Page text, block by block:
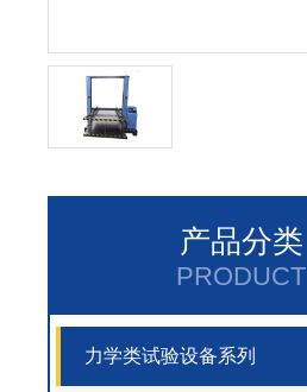
产品分类
PRODUCT
力学类试验设备系列